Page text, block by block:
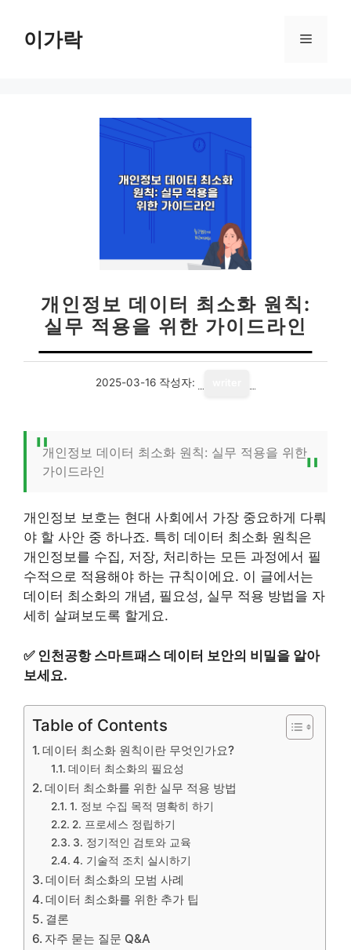
이가락 메
개인정보 데이터 최소화 원칙:
실무 적용을 위한 가이드라인
2025-03-16 작성자:
개인정보 데이터 최소화 원칙: 실무 적용을 위한
가이드라인
개인정보 보호는 현대 사회에서 가장 중요하게 다뤄
야 할 사안 중 하나죠. 특히 데이터 최소화 원칙은
개인정보를 수집, 저장, 처리하는 모든 과정에서 필
수적으로 적용해야 하는 규칙이에요. 이 글에서는
데이터 최소화의 개념, 필요성, 실무 적용 방법을 자
세히 살펴보도록 할게요.
✅ 인천공항 스마트패스 데이터 보안의 비밀을 알아
보세요.
Table of Contents
데이터 최소화 원칙이란 무엇인가요?
데이터 최소화의 필요성
데이터 최소화를 위한 실무 적용 방법
1. 정보 수집 목적 명확히 하기
2. 프로세스 정립하기
3. 정기적인 검토와 교육
4. 기술적 조치 실시하기
데이터 최소화의 모범 사례
데이터 최소화를 위한 추가 팁
결론
자주 묻는 질문 Q&A